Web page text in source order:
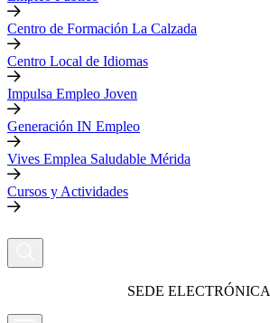
Centro de Formación La Calzada
Centro Local de Idiomas
Impulsa Empleo Joven
Generación IN Empleo
Vives Emplea Saludable Mérida
Cursos y Actividades
SEDE ELECTRÓNICA